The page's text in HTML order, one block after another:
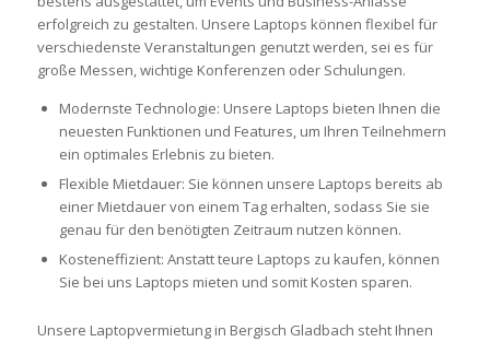
erfolgreich zu gestalten. Unsere Laptops können flexibel für
verschiedenste Veranstaltungen genutzt werden, sei es für
große Messen, wichtige Konferenzen oder Schulungen.
Modernste Technologie: Unsere Laptops bieten Ihnen die
neuesten Funktionen und Features, um Ihren Teilnehmern
ein optimales Erlebnis zu bieten.
Flexible Mietdauer: Sie können unsere Laptops bereits ab
einer Mietdauer von einem Tag erhalten, sodass Sie sie
genau für den benötigten Zeitraum nutzen können.
Kosteneffizient: Anstatt teure Laptops zu kaufen, können
Sie bei uns Laptops mieten und somit Kosten sparen.
Unsere Laptopvermietung in Bergisch Gladbach steht Ihnen